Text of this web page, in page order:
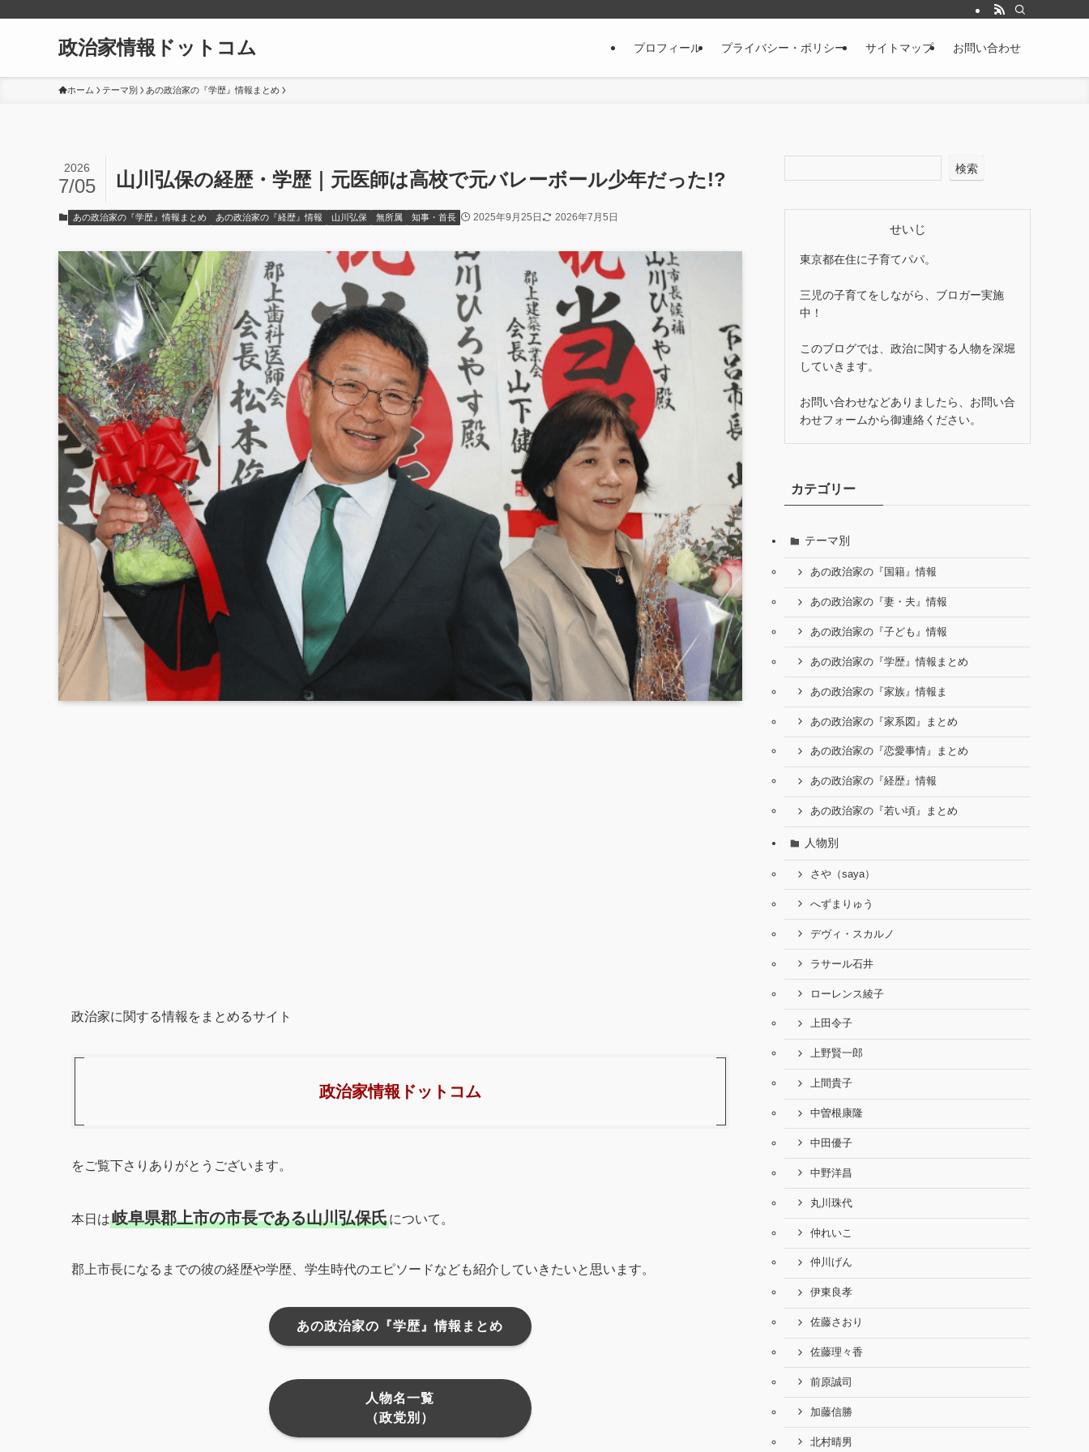
政治家情報ドットコム プロフィール プライバシー・ポリシー サイトマップ お問い合わせ
ホーム テーマ別 あの政治家の『学歴』情報まとめ
山川弘保の経歴・学歴｜元医師は高校で元バレーボール少年だった!?
2026
7/05
あの政治家の『学歴』情報まとめ あの政治家の『経歴』情報 山川弘保 無所属 知事・首長 2025年9月25日 2026年7月5日
政治家に関する情報をまとめるサイト
政治家情報ドットコム
をご覧下さりありがとうございます。
本日は岐阜県郡上市の市長である山川弘保氏について。
郡上市長になるまでの彼の経歴や学歴、学生時代のエピソードなども紹介していきたいと思います。
あの政治家の『学歴』情報まとめ
人物名一覧
（政党別）
検索
せいじ
東京都在住に子育てパパ。
三児の子育てをしながら、ブロガー実施
中！
このブログでは、政治に関する人物を深堀
していきます。
お問い合わせなどありましたら、お問い合
わせフォームから御連絡ください。
カテゴリー
テーマ別
あの政治家の『国籍』情報
あの政治家の『妻・夫』情報
あの政治家の『子ども』情報
あの政治家の『学歴』情報まとめ
あの政治家の『家族』情報ま
あの政治家の『家系図』まとめ
あの政治家の『恋愛事情』まとめ
あの政治家の『経歴』情報
あの政治家の『若い頃』まとめ
人物別
さや（saya）
へずまりゅう
デヴィ・スカルノ
ラサール石井
ローレンス綾子
上田令子
上野賢一郎
上間貴子
中曽根康隆
中田優子
中野洋昌
丸川珠代
仲れいこ
仲川げん
伊東良孝
佐藤さおり
佐藤理々香
前原誠司
加藤信勝
北村晴男